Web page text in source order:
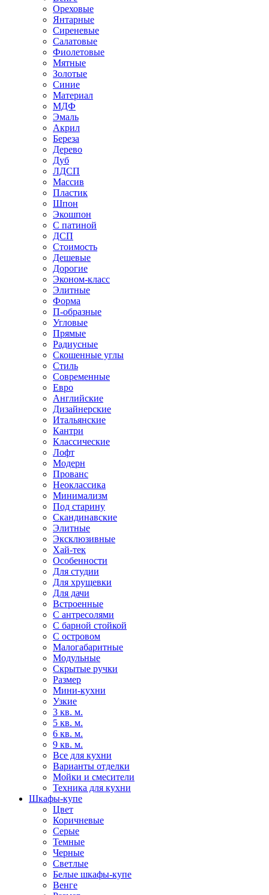
Ореховые
Янтарные
Сиреневые
Салатовые
Фиолетовые
Мятные
Золотые
Синие
Материал
МДФ
Эмаль
Акрил
Береза
Дерево
Дуб
ЛДСП
Массив
Пластик
Шпон
Экошпон
С патиной
ДСП
Стоимость
Дешевые
Дорогие
Эконом-класс
Элитные
Форма
П-образные
Угловые
Прямые
Радиусные
Скошенные углы
Стиль
Современные
Евро
Английские
Дизайнерские
Итальянские
Кантри
Классические
Лофт
Модерн
Прованс
Неоклассика
Минимализм
Под старину
Скандинавские
Элитные
Эксклюзивные
Хай-тек
Особенности
Для студии
Для хрущевки
Для дачи
Встроенные
С антресолями
С барной стойкой
С островом
Малогабаритные
Модульные
Скрытые ручки
Размер
Мини-кухни
Узкие
3 кв. м.
5 кв. м.
6 кв. м.
9 кв. м.
Все для кухни
Варианты отделки
Мойки и смесители
Техника для кухни
Шкафы-купе
Цвет
Коричневые
Серые
Темные
Черные
Светлые
Белые шкафы-купе
Венге